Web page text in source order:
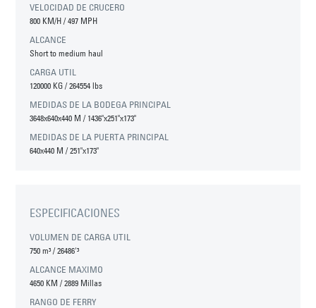
VELOCIDAD DE CRUCERO
800 KM/H/497 MPH
ALCANCE
Short to medium haul
CARGA UTIL
120000 KG/264554 lbs
MEDIDAS DE LA BODEGA PRINCIPAL
3648x640x440 M /1436"x251"x173"
MEDIDAS DE LA PUERTA PRINCIPAL
640x440 M /251"x173"
ESPECIFICACIONES
VOLUMEN DE CARGA UTIL
750 m³/26486'³
ALCANCE MAXIMO
4650 KM/2889 Millas
RANGO DE FERRY